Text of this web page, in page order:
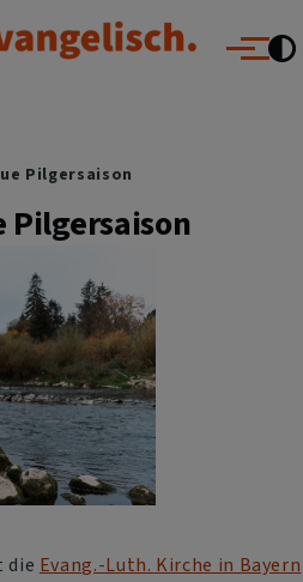
Menü
Pilgersaison
Pilgersaison
die Evang.-Luth. Kirche in Bayern